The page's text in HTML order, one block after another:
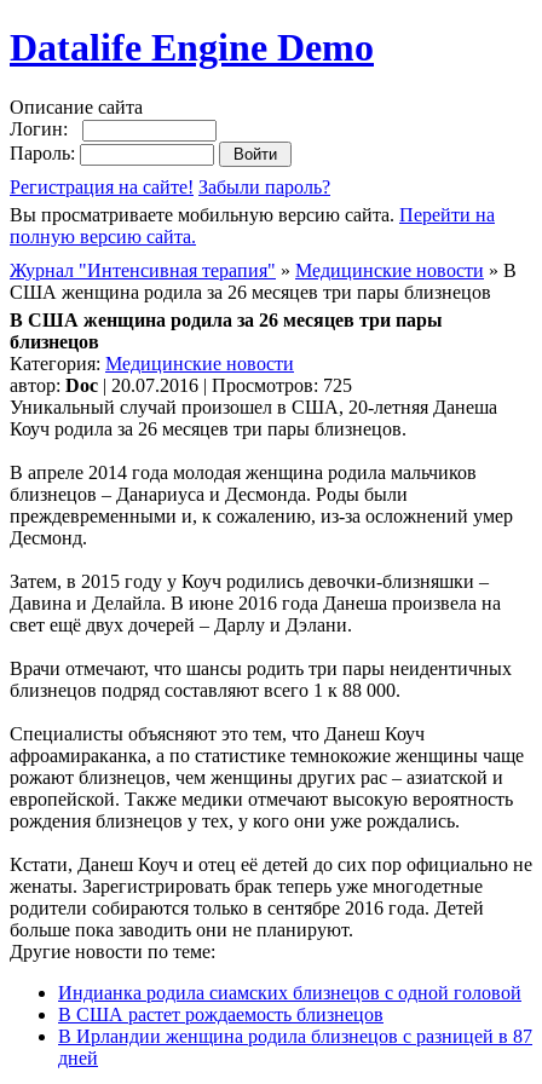
Datalife Engine Demo
Описание сайта
Логин:
Пароль:
Регистрация на сайте! Забыли пароль?
Вы просматриваете мобильную версию сайта. Перейти на
полную версию сайта.
Журнал "Интенсивная терапия" » Медицинские новости » В
США женщина родила за 26 месяцев три пары близнецов
В США женщина родила за 26 месяцев три пары
близнецов
Категория: Медицинские новости
автор: Doc | 20.07.2016 | Просмотров: 725
Уникальный случай произошел в США, 20-летняя Данеша
Коуч родила за 26 месяцев три пары близнецов.
В апреле 2014 года молодая женщина родила мальчиков
близнецов – Данариуса и Десмонда. Роды были
преждевременными и, к сожалению, из-за осложнений умер
Десмонд.
Затем, в 2015 году у Коуч родились девочки-близняшки –
Давина и Делайла. В июне 2016 года Данеша произвела на
свет ещё двух дочерей – Дарлу и Дэлани.
Врачи отмечают, что шансы родить три пары неидентичных
близнецов подряд составляют всего 1 к 88 000.
Специалисты объясняют это тем, что Данеш Коуч
афроамираканка, а по статистике темнокожие женщины чаще
рожают близнецов, чем женщины других рас – азиатской и
европейской. Также медики отмечают высокую вероятность
рождения близнецов у тех, у кого они уже рождались.
Кстати, Данеш Коуч и отец её детей до сих пор официально не
женаты. Зарегистрировать брак теперь уже многодетные
родители собираются только в сентябре 2016 года. Детей
больше пока заводить они не планируют.
Другие новости по теме:
Индианка родила сиамских близнецов с одной головой
В США растет рождаемость близнецов
В Ирландии женщина родила близнецов с разницей в 87
дней